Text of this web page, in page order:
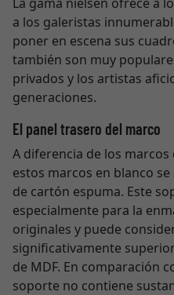
a los galeristas
poner en escena sus
también son muy
privados y los artistas
generaciones.
El panel trasero del marco
A diferencia de los
estos marcos en blanco
de cartón espuma. Este
especialmente para la
originales y puede
significativamente
de MDF. En comparación
soporte no contiene